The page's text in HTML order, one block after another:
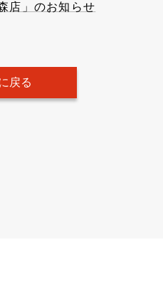
店」のお知らせ
戻る